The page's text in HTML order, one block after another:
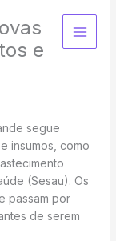
e
segue
insumos, como
(Sesau). Os
passam por
de serem